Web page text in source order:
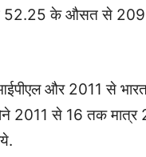
के औसत से 209 रन
और 2011 से
2011 से 16 तक